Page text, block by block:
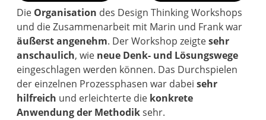
Die Organisation des Design Thinking Workshops
und die Zusammenarbeit mit Marin und Frank war
äußerst angenehm. Der Workshop zeigtesehr
anschaulich, wie neue Denk- und Lösungswege
eingeschlagen werden können. Das Durchspielen
der einzelnen Prozessphasen war dabei sehr
hilfreich und erleichterte die konkrete
Anwendung der Methodiksehr.